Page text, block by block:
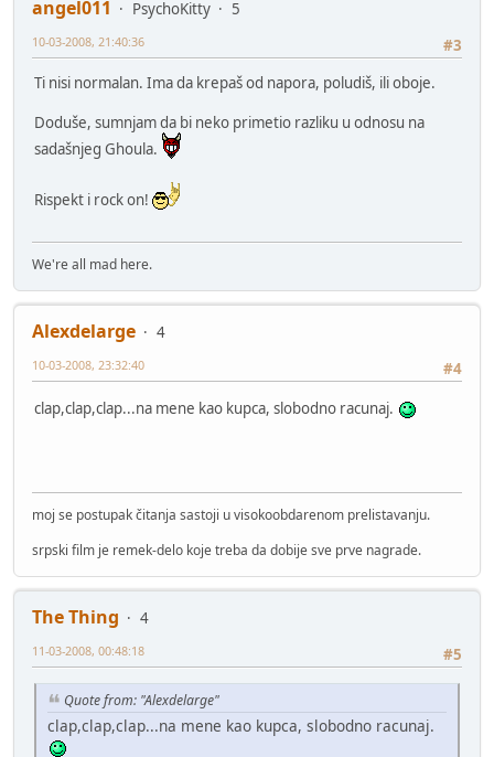
angel011 PsychoKitty
5
#3
10-03-2008, 21:40:36
Ti nisi normalan. Ima da krepaš od napora, poludiš, ili oboje.
Doduše, sumnjam da bi neko primetio razliku u odnosu na
sadašnjeg Ghoula.
Rispekt i rock on!
We're all mad here.
Alexdelarge
4
#4
10-03-2008, 23:32:40
clap,clap,clap...na mene kao kupca, slobodno racunaj.
moj se postupak čitanja sastoji u visokoobdarenom prelistavanju.
srpski film je remek-delo koje treba da dobije sve prve nagrade.
The Thing
4
#5
11-03-2008, 00:48:18
Quote from: "Alexdelarge"
clap,clap,clap...na mene kao kupca, slobodno racunaj.